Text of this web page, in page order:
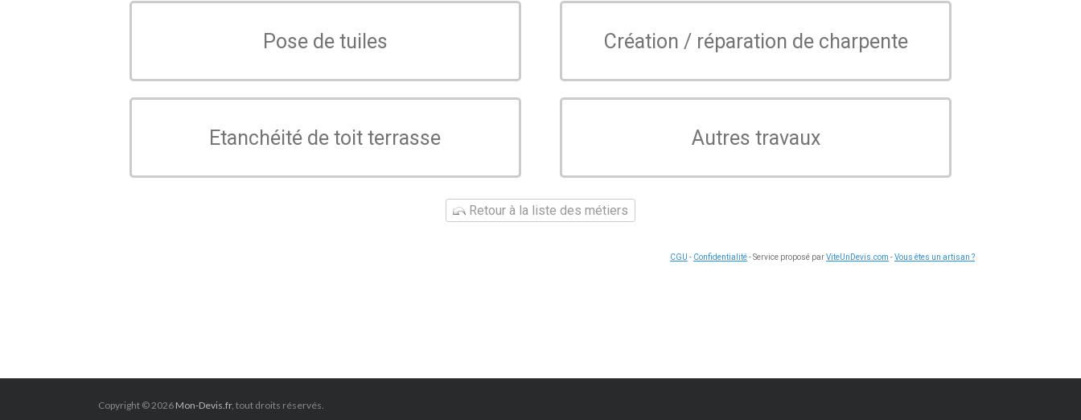
Pose de tuiles Création / réparation de charpente
Etanchéité de toit terrasse Autres travaux
Retour à la liste des métiers
CGU - Confidentialité- Service proposé parViteUnDevis.com -Vous êtes un artisan ?
Copyright © 2026 Mon-Devis.fr, tout droits réservés.